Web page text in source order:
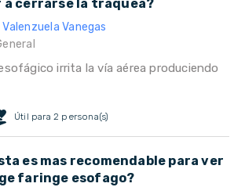
a cerrarse la tráquea?
Vanegas
irrita la vía aérea produciendo
Útil para 2 persona(s)
es mas recomendable para ver
faringe esofago?